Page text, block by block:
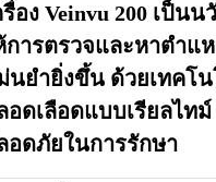
รื่อง Veinvu 200 เป็
การตรวจและหาตำแ
นยำยิ่งขึ้น ด้วยเทคโ
อดเลือดแบบเรียลไท
อดภัยในการรักษา